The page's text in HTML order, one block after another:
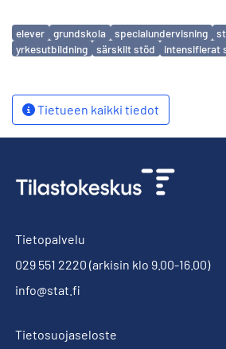
Avainsanat
elever grundskola specialundervisning
yrkesutbildning
särskilt stöd intensifierat
Tietueen kaikki tiedot
Tietopalvelu
029 551 2220 (arkisin klo 9.00-16.00)
info@stat.fi
Tietosuojaseloste